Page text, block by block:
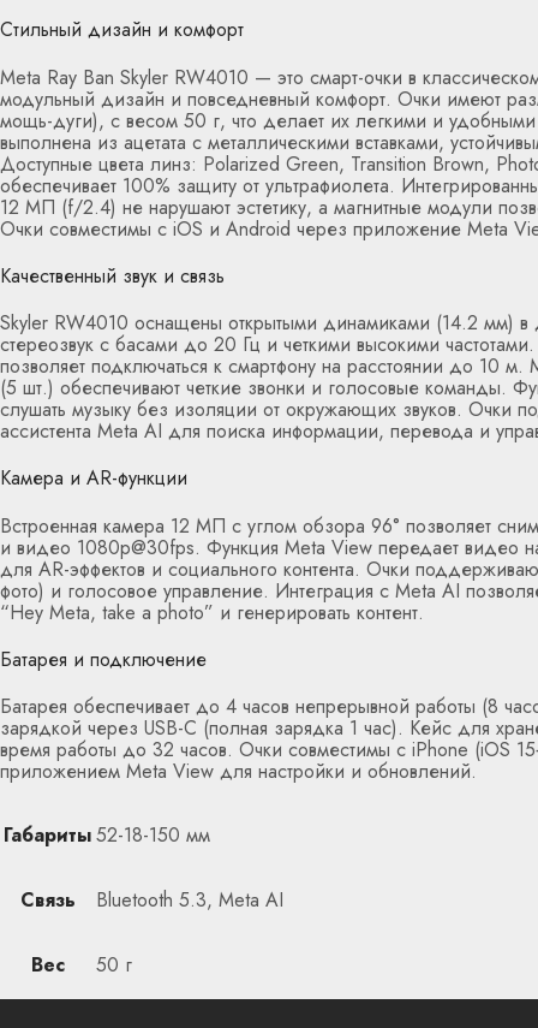
Стильный дизайн и комфорт
Meta Ray Ban Skyler RW4010 — это смарт-очки в
модульный дизайн и повседневный комфорт. Очки имеют
мощь-дуги), с весом 50 г, что делает их легкими и
выполнена из ацетата с металлическими вставками,
Доступные цвета линз: Polarized Green, Transition Brown,
обеспечивает 100% защиту от ультрафиолета.
12 МП (f/2.4) не нарушают эстетику, а магнитные модули
Очки совместимы с iOS и Android через приложение Meta
Качественный звук и связь
Skyler RW4010 оснащены открытыми динамиками (14.2 мм)
стереозвук с басами до 20 Гц и четкими высокими
позволяет подключаться к смартфону на расстоянии до 10
(5 шт.) обеспечивают четкие звонки и голосовые команды.
слушать музыку без изоляции от окружающих звуков. Очки
ассистента Meta AI для поиска информации, перевода и
Камера и AR-функции
Встроенная камера 12 МП с углом обзора 96° позволяет
и видео 1080p@30fps. Функция Meta View передает видео
для AR-эффектов и социального контента. Очки
фото) и голосовое управление. Интеграция с Meta AI
“Hey Meta, take a photo” и генерировать контент.
Батарея и подключение
Батарея обеспечивает до 4 часов непрерывной работы (8
зарядкой через USB-C (полная зарядка 1 час). Кейс для
время работы до 32 часов. Очки совместимы с iPhone (iOS
приложением Meta View для настройки и обновлений.
Габариты52-18-150 мм
Связь Bluetooth 5.3, Meta AI
Вес 50 г